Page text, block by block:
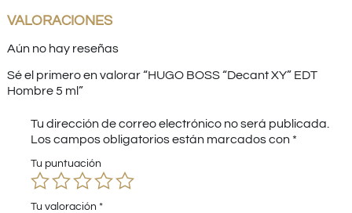
VALORACIONES
Aún no hay reseñas
Sé el primero en valorar “HUGO BOSS “Decant XY” EDT
Hombre 5 ml”
Tu dirección de correo electrónico no será publicada.
Los campos obligatorios están marcados con *
Tu puntuación
Tu valoración *